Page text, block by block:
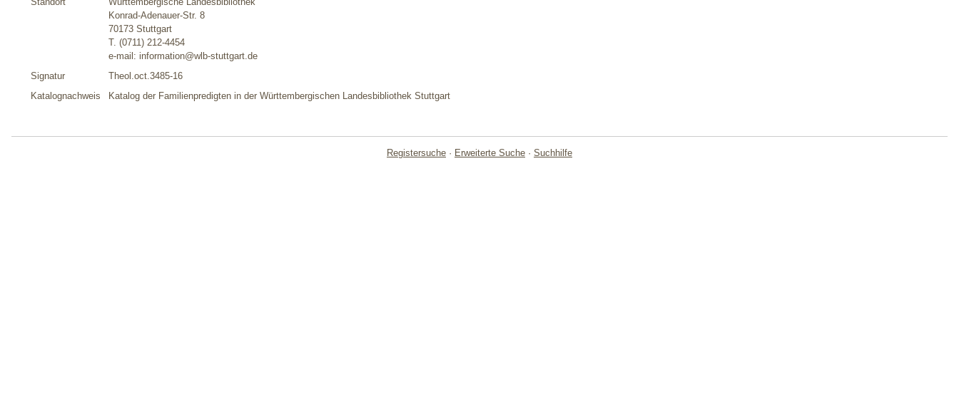
Konrad-Adenauer-Str. 8
70173 Stuttgart
T. (0711) 212-4454
e-mail: information@wlb-stuttgart.de
Signatur
Theol.oct.3485-16
Katalognachweis
Katalog der Familienpredigten in der Württembergischen Landesbibliothek Stuttgart
Registersuche · Erweiterte Suche · Suchhilfe